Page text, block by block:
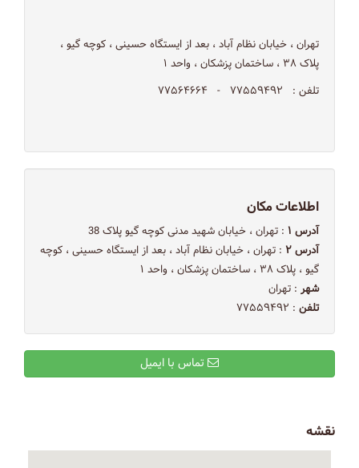
تهران ، خیابان نظام آباد ، بعد از ایستگاه حسینی ، کوچه گیو ،
پلاک ۳۸ ، ساختمان پزشکان ، واحد ۱
تلفن : ۷۷۵۵۹۴۹۲ - ۷۷۵۶۴۶۶۴
اطلاعات مکان
آدرس ۱
: تهران ، خیابان شهید مدنی کوچه گیو پلاک 38
آدرس ۲
: تهران ، خیابان نظام آباد ، بعد از ایستگاه حسینی ، کوچه
گیو ، پلاک ۳۸ ، ساختمان پزشکان ، واحد ۱
شهر : تهران
تلفن : ۷۷۵۵۹۴۹۲
نقشه